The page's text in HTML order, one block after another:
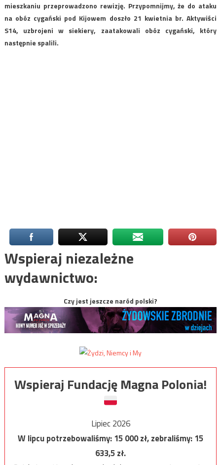
mieszkaniu przeprowadzono rewizję. Przypomnijmy, że do ataku
na obóz cygański pod Kijowem doszło 21 kwietnia br. Aktywiści
S14, uzbrojeni w siekiery, zaatakowali obóz cygański, który
następnie spalili.
Wspieraj niezależne
wydawnictwo:
Czy jest jeszcze naród polski?
Wspieraj Fundację Magna Polonia!
Lipiec 2026
W lipcu potrzebowaliśmy:15 000zł, zebraliśmy:15
633,5zł.